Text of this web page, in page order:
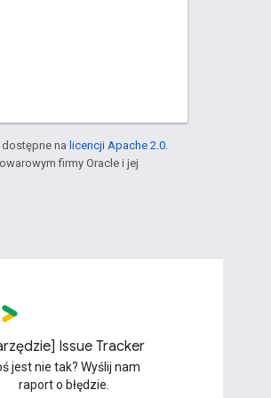
dostępne na licencji Apache 2.0
firmy Oracle i jej
Issue Tracker
jest nie tak? Wyślij nam
raport o błędzie.